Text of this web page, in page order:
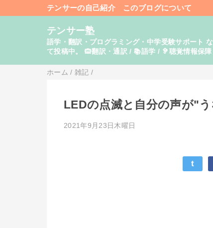
テンサーの自己紹介 このブログについて
テンサー塾
語学・翻訳・プログラミング・中学受験サポート
て投稿中。 🙉翻訳・通訳 / 📚語学 / 🦻聴覚情報保
ホーム /雑記 /
LEDの点滅と自分の声が"
2021年9月23日木曜日
t